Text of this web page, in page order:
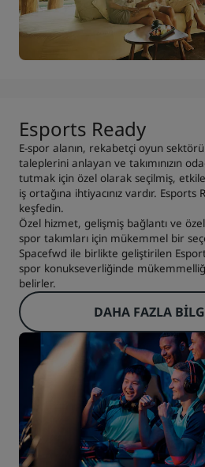
Esports Ready
E-spor alanın, rekabetçi oyun
taleplerini anlayan ve takımınızın
tutmak için özel olarak seçilmiş,
iş ortağına ihtiyacınız vardır. Esports
keşfedin.
Özel hizmet, gelişmiş bağlantı ve
spor takımları için mükemmel bir
Spacefwd ile birlikte geliştirilen
spor konukseverliğinde
belirler.
DAHA FAZLA